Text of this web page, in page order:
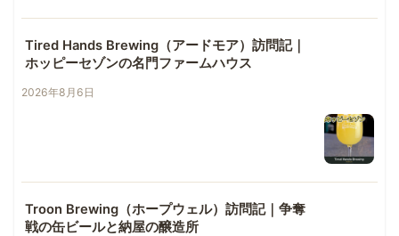
Tired Hands Brewing（アードモア）訪問記｜
ホッピーセゾンの名門ファームハウス
2026年8月6日
Troon Brewing（ホープウェル）訪問記｜争奪
戦の缶ビールと納屋の醸造所